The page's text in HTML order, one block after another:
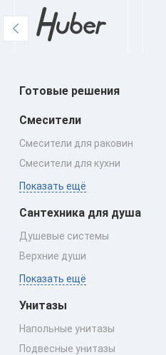
Готовые решения
Смесители
Смесители для раковин
Смесители для кухни
Показать ещё
Сантехника для душа
Душевые системы
Верхние души
Показать ещё
Унитазы
Напольные унитазы
Подвесные унитазы